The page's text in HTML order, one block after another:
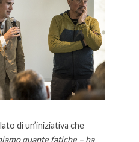
di un’iniziativa che
quante fatiche – ha